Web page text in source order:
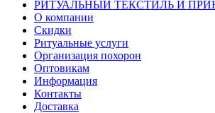
РИТУАЛЬНЫЙ ТЕКСТИЛЬ И
О компании
Скидки
Ритуальные услуги
Организация похорон
Оптовикам
Информация
Контакты
Доставка